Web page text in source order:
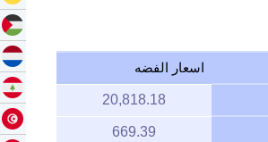
اسعار الفضه
20,818.18
669.39